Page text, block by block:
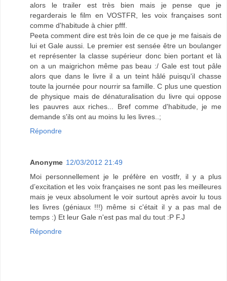
alors le trailer est très bien mais je pense que je
regarderais le film en VOSTFR, les voix françaises sont
comme d'habitude à chier pfff.
Peeta comment dire est très loin de ce que je me faisais de
lui et Gale aussi. Le premier est sensée être un boulanger
et représenter la classe supérieur donc bien portant et là
on a un maigrichon même pas beau :/ Gale est tout pâle
alors que dans le livre il a un teint hâlé puisqu'il chasse
toute la journée pour nourrir sa famille. C plus une question
de physique mais de dénaturalisation du livre qui oppose
les pauvres aux riches... Bref comme d'habitude, je me
demande s'ils ont au moins lu les livres..;
Répondre
Anonyme 12/03/2012 21:49
Moi personnellement je le préfère en vostfr, il y a plus
d’excitation et les voix françaises ne sont pas les meilleures
mais je veux absolument le voir surtout après avoir lu tous
les livres (géniaux !!!) même si c'était il y a pas mal de
temps :) Et leur Gale n'est pas mal du tout :P F.J
Répondre